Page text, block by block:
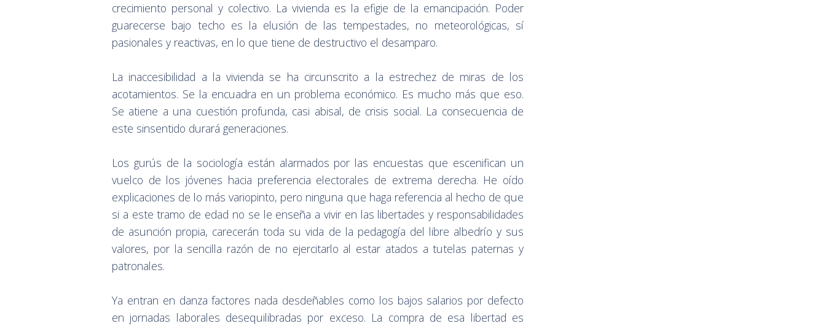
crecimiento personal y colectivo. La vivienda es la efigie de la emancipación. Poder
guarecerse bajo techo es la elusión de las tempestades, no meteorológicas, sí
pasionales y reactivas, en lo que tiene de destructivo el desamparo.
La inaccesibilidad a la vivienda se ha circunscrito a la estrechez de miras de los
acotamientos. Se la encuadra en un problema económico. Es mucho más que eso.
Se atiene a una cuestión profunda, casi abisal, de crisis social. La consecuencia de
este sinsentido durará generaciones.
Los gurús de la sociología están alarmados por las encuestas que escenifican un
vuelco de los jóvenes hacia preferencia electorales de extrema derecha. He oído
explicaciones de lo más variopinto, pero ninguna que haga referencia al hecho de que
si a este tramo de edad no se le enseña a vivir en las libertades y responsabilidades
de asunción propia, carecerán toda su vida de la pedagogía del libre albedrío y sus
valores, por la sencilla razón de no ejercitarlo al estar atados a tutelas paternas y
patronales.
Ya entran en danza factores nada desdeñables como los bajos salarios por defecto
en jornadas laborales desequilibradas por exceso. La compra de esa libertad es